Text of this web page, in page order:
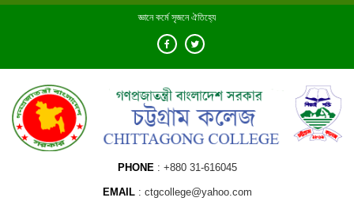
Skip
জ্ঞানে কর্মে সৃজনে ঐতিহ্যে
PHONE +880 31-616045
EMAIL ctgcollege@yahoo.com